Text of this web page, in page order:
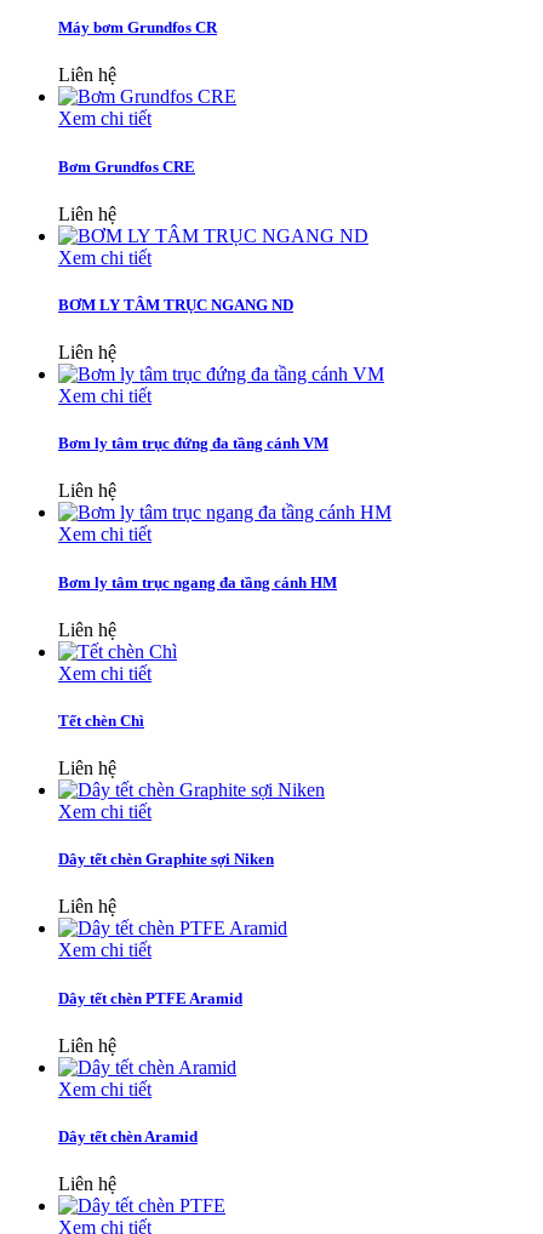
Máy bơm Grundfos CR
Liên hệ
Xem chi tiết
Bơm Grundfos CRE
Liên hệ
Xem chi tiết
BƠM LY TÂM TRỤC NGANG ND
Liên hệ
Xem chi tiết
Bơm ly tâm trục đứng đa tầng cánh VM
Liên hệ
Xem chi tiết
Bơm ly tâm trục ngang đa tầng cánh HM
Liên hệ
Xem chi tiết
Tết chèn Chì
Liên hệ
Xem chi tiết
Dây tết chèn Graphite sợi Niken
Liên hệ
Xem chi tiết
Dây tết chèn PTFE Aramid
Liên hệ
Xem chi tiết
Dây tết chèn Aramid
Liên hệ
Xem chi tiết